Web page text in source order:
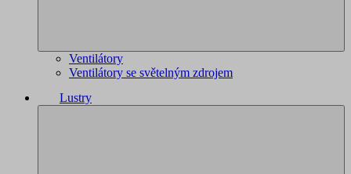
Ventilátory
Ventilátory se světelným zdrojem
Lustry